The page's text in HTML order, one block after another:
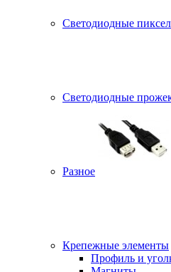
Светодиодные
Светодиодные
Разное
Крепежные элементы
Профиль и